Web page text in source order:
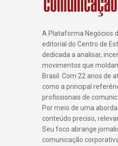
A Plataforma Negócios
editorial do Centro de
dedicada a analisar,
movimentos que
Brasil. Com 22 anos de
como a principal
profissionais de
Por meio de uma
conteúdo preciso,
Seu foco abrange
comunicação